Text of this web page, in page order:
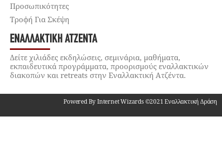
Προσωπικότητες
Τροφή Για Σκέψη
ΕΝΑΛΛΑΚΤΙΚΉ ΑΤΖΈΝΤΑ
Δείτε χιλιάδες εκδηλώσεις, σεμινάρια, μαθήματα,
εκπαιδευτικά προγράμματα, προορισμούς εναλλακτικών
διακοπών και retreats στην Εναλλακτική Ατζέντα.
Powered By Internet Wizards ©2021 Εναλλακτική Δράση